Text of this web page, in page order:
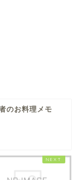
のお料理メモ